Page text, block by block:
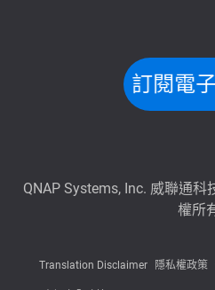
訂閱電
QNAP Systems, Inc. 威聯通
權所
Translation Disclaimer 隱私權政策